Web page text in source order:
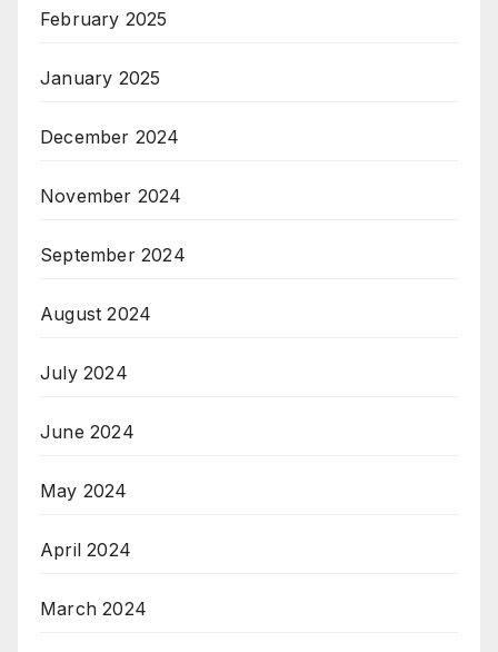
February 2025
January 2025
December 2024
November 2024
September 2024
August 2024
July 2024
June 2024
May 2024
April 2024
March 2024